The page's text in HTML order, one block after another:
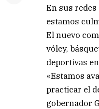
En sus
estamos
El nuevo
vóley,
deportivas
«Estamos
practicar el
gobernador